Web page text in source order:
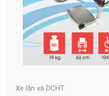
Xe lăn và DCHT